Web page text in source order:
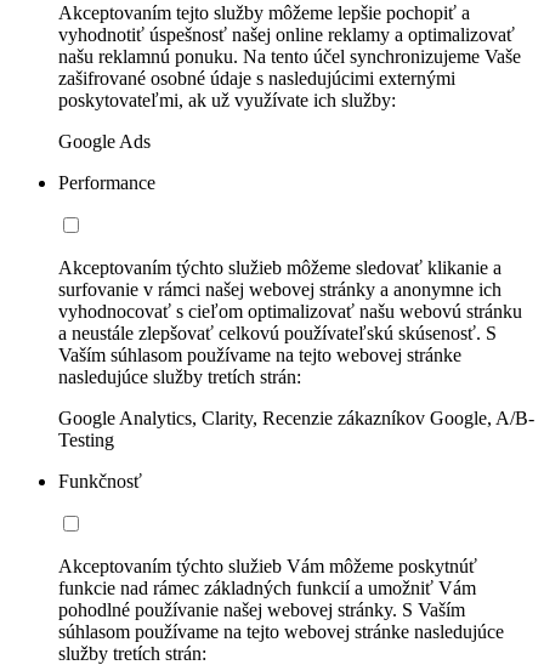
Akceptovaním tejto služby môžeme lepšie pochopiť a
vyhodnotiť úspešnosť našej online reklamy a optimalizovať
našu reklamnú ponuku. Na tento účel synchronizujeme Vaše
zašifrované osobné údaje s nasledujúcimi externými
poskytovateľmi, ak už využívate ich služby:
Google Ads
Performance
Akceptovaním týchto služieb môžeme sledovať klikanie a
surfovanie v rámci našej webovej stránky a anonymne ich
vyhodnocovať s cieľom optimalizovať našu webovú stránku
a neustále zlepšovať celkovú používateľskú skúsenosť. S
Vaším súhlasom používame na tejto webovej stránke
nasledujúce služby tretích strán:
Google Analytics, Clarity, Recenzie zákazníkov Google, A/B-
Testing
Funkčnosť
Akceptovaním týchto služieb Vám môžeme poskytnúť
funkcie nad rámec základných funkcií a umožniť Vám
pohodlné používanie našej webovej stránky. S Vaším
súhlasom používame na tejto webovej stránke nasledujúce
služby tretích strán: